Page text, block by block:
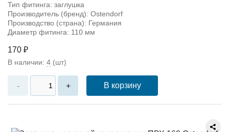
Тип фитинга: заглушка
Производитель (бренд): Ostendorf
Производство (страна): Германия
Диаметр фитинга: 110 мм
170 ₽
В наличии: 4 (шт)
- + В корзину